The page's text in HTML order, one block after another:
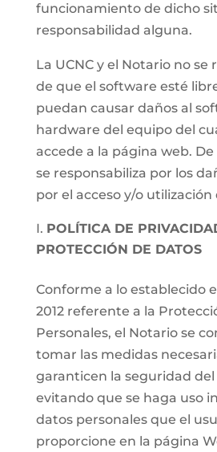
funcionamiento de dicho
responsabilidad alguna.
La UCNC y el Notario no se
de que el software esté
puedan causar daños al
hardware del equipo del
accede a la página web.
se responsabiliza por los
por el acceso y/o utilización
POLÍTICA DE
PROTECCIÓN DE DATOS
Conforme a lo establecido
2012 referente a la
Personales, el Notario se
tomar las medidas
garanticen la seguridad del
evitando que se haga uso
datos personales que el
proporcione en la página